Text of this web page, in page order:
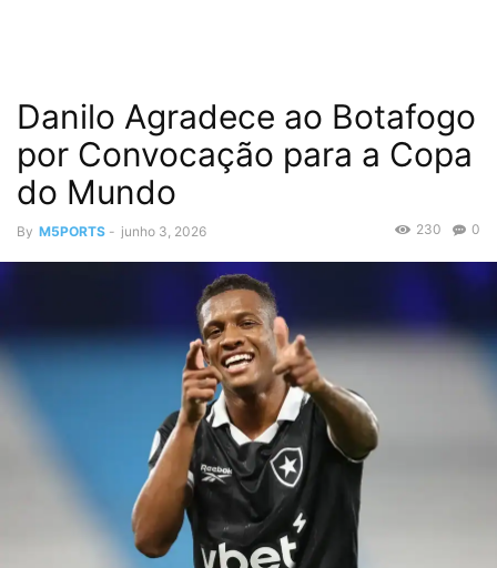
Danilo Agradece ao Botafogo
por Convocação para a Copa
do Mundo
By M5PORTS - junho 3, 2026 0
230